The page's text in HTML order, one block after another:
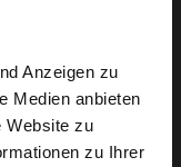
Anzeigen zu
Medien anbieten
Website zu
zu Ihrer